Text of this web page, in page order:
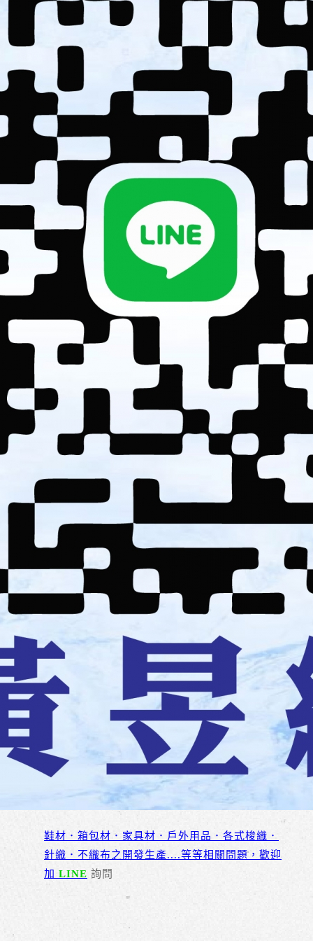
鞋材．箱包材．家具材．戶外用品．各式梭織．
針織．不織布之開發生產....等等相關問題，歡迎
加 LINE 詢問